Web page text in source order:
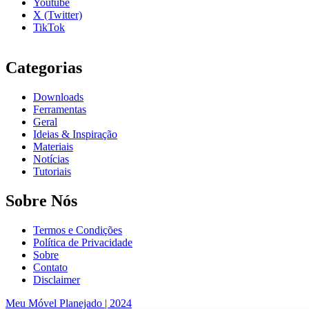
Youtube
X (Twitter)
TikTok
Categorias
Downloads
Ferramentas
Geral
Ideias & Inspiração
Materiais
Notícias
Tutoriais
Sobre Nós
Termos e Condições
Política de Privacidade
Sobre
Contato
Disclaimer
Meu Móvel Planejado | 2024